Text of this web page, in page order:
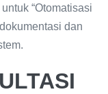
“Otomatisasi
dan